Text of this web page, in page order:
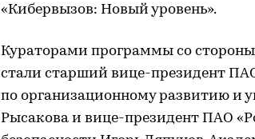
«Кибервызов: Новый уровень».
Кураторами программы со
стали старший вице-президент
по организационному развитию и
Рысакова и вице-президент ПАО